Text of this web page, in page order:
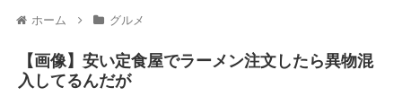
ホーム グルメ
【画像】安い定食屋でラーメン注文したら異物混
入してるんだが